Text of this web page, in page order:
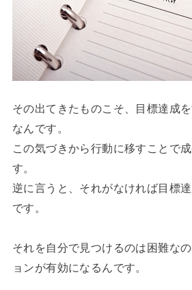
その出てきたものこそ、目標達成
なんです。
この気づきから行動に移すことで
す。
逆に言うと、それがなければ目標
です。
それを自分で見つけるのは困難な
ョンが有効になるんです。